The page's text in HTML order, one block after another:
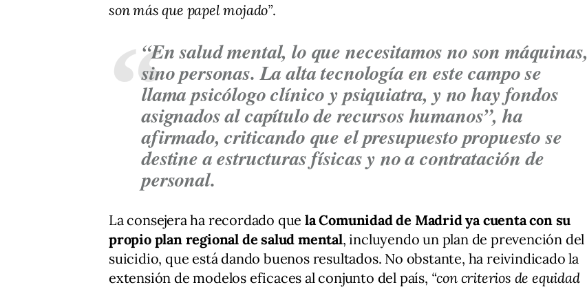
son más que papel mojado”.
“En salud mental, lo que necesitamos no son máquinas,
sino personas. La alta tecnología en este campo se
llama psicólogo clínico y psiquiatra, y no hay fondos
asignados al capítulo de recursos humanos”, ha
afirmado, criticando que el presupuesto propuesto se
destine a estructuras físicas y no a contratación de
personal.
La consejera ha recordado que la Comunidad de Madrid ya cuenta con su
propio plan regional de salud mental, incluyendo un plan de prevención del
suicidio, que está dando buenos resultados. No obstante, ha reivindicado la
extensión de modelos eficaces al conjunto del país, “con criterios de equidad